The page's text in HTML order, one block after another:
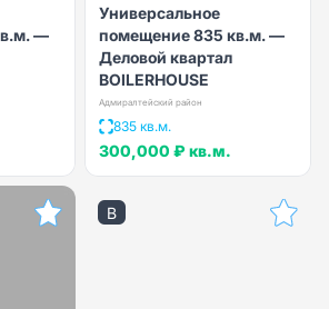
—
Универсальное
помещение 835 кв.м. —
Деловой квартал
BOILERHOUSE
Адмиралтейский район
835 кв.м.
300,000 ₽ кв.м.
B